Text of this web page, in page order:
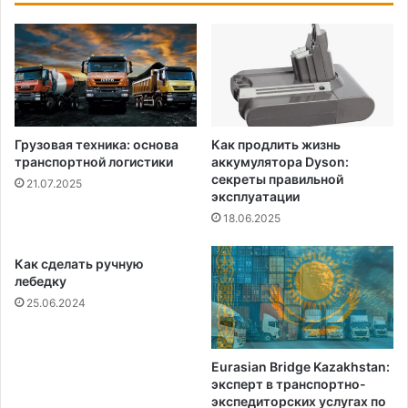
Грузовая техника: основа
транспортной логистики
21.07.2025
Как продлить жизнь
аккумулятора Dyson:
секреты правильной
эксплуатации
18.06.2025
Как сделать ручную
лебедку
25.06.2024
Eurasian Bridge Kazakhstan:
эксперт в транспортно-
экспедиторских услугах по